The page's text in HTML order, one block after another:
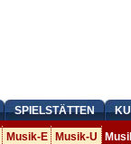
SPIELSTÄTTEN
Musik-E Musik-U